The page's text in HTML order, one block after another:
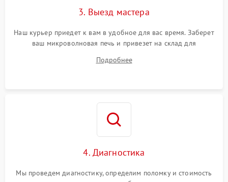
3. Выезд мастера
Наш курьер приедет к вам в удобное для вас время. Заберет
ваш микроволновая печь и привезет на склад для
Подробнее
4. Диагностика
Мы проведем диагностику, определим поломку и стоимость